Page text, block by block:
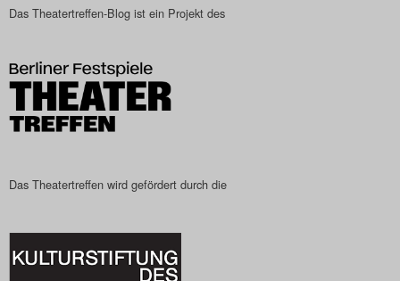
Das Theatertreffen-Blog ist ein Projekt des
Das Theatertreffen wird gefördert durch die